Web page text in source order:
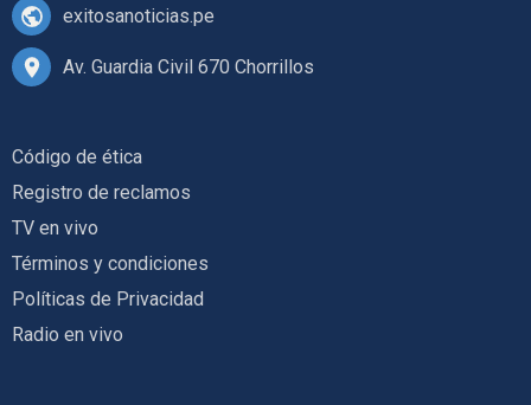
exitosanoticias.pe
Av. Guardia Civil 670 Chorrillos
Código de ética
Registro de reclamos
TV en vivo
Términos y condiciones
Políticas de Privacidad
Radio en vivo